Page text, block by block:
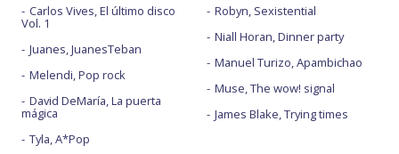
Carlos Vives, El último disco
Vol. 1
Juanes, JuanesTeban
Melendi, Pop rock
David DeMaría, La puerta
mágica
Tyla, A*Pop
Robyn, Sexistential
Niall Horan, Dinner party
Manuel Turizo, Apambichao
Muse, The wow! signal
James Blake, Trying times